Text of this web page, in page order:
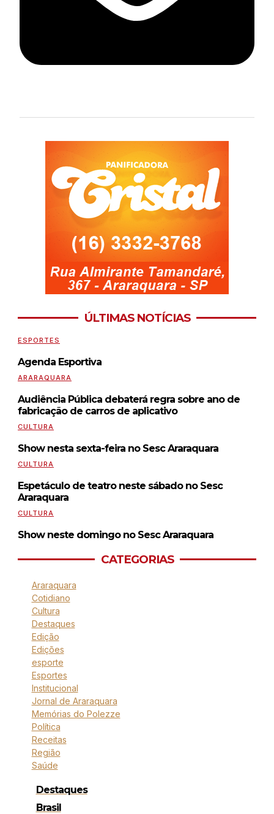
ÚLTIMAS NOTÍCIAS
ESPORTES
Agenda Esportiva
ARARAQUARA
Audiência Pública debaterá regra sobre ano de
fabricação de carros de aplicativo
CULTURA
Show nesta sexta-feira no Sesc Araraquara
CULTURA
Espetáculo de teatro neste sábado no Sesc
Araraquara
CULTURA
Show neste domingo no Sesc Araraquara
CATEGORIAS
Araraquara
Cotidiano
Cultura
Destaques
Edição
Edições
esporte
Esportes
Institucional
Jornal de Araraquara
Memórias do Polezze
Política
Receitas
Região
Saúde
Destaques
Brasil